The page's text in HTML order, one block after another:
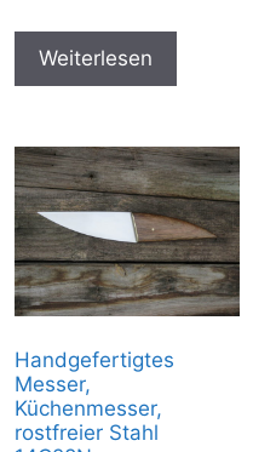
Weiterlesen
Handgefertigtes
Messer,
Küchenmesser,
rostfreier Stahl